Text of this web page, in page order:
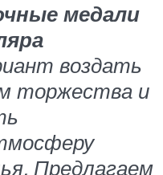
медали
воздать
торжества и
Предлагаем